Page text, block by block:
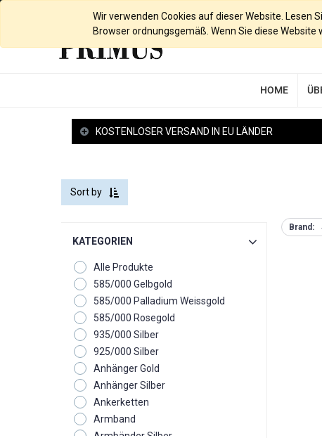
Wir verwenden Cookies auf dieser Website. Lesen
Browser ordnungsgemäß. Wenn Sie diese
HOME
KOSTENLOSER VERSAND IN EU LÄNDER
Sort by
KATEGORIEN
Alle Produkte
585/000 Gelbgold
585/000 Palladium Weissgold
585/000 Rosegold
935/000 Silber
925/000 Silber
Anhänger Gold
Anhänger Silber
Ankerketten
Armband
Brand: